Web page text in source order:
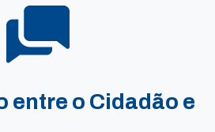
entre o Cidadão e